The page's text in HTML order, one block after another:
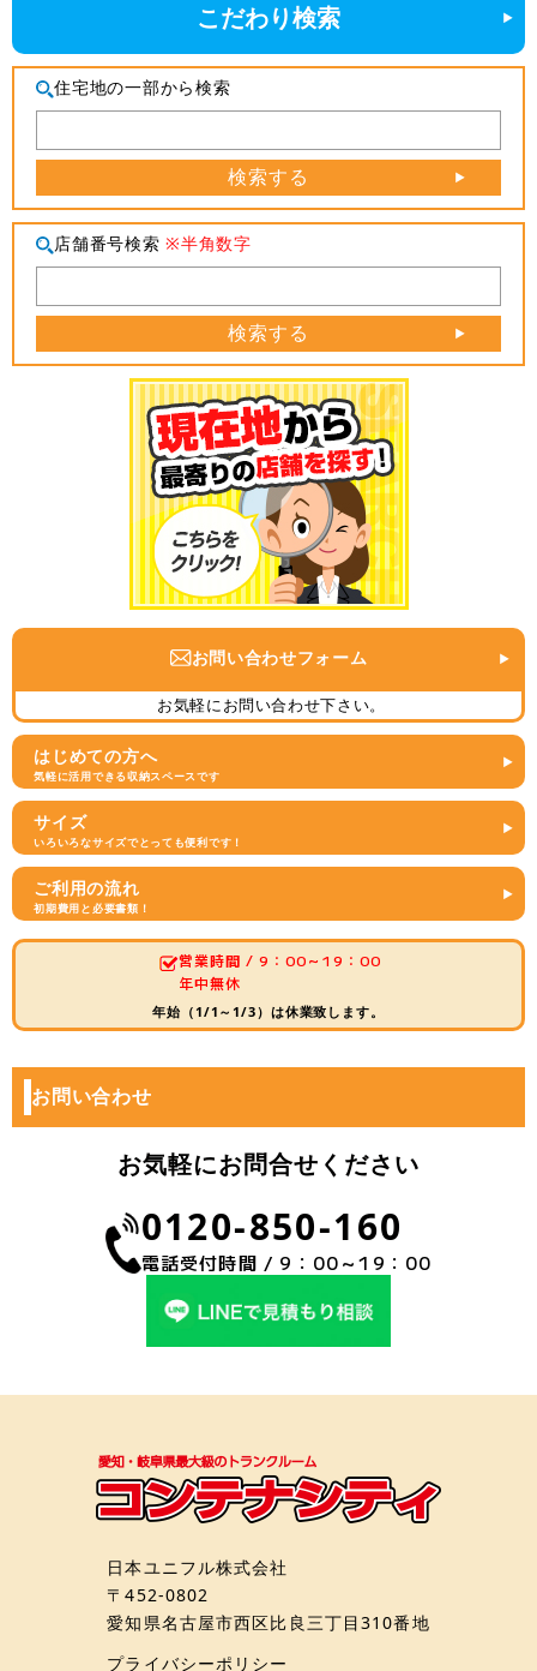
こだわり検索
住宅地の一部から検索
検索する
店舗番号検索※半角数字
検索する
お問い合わせフォーム
お気軽にお問い合わせ下さい。
はじめての方へ
気軽に活用できる収納スペースです
サイズ
いろいろなサイズでとっても便利です！
ご利用の流れ
初期費用と必要書類！
営業時間 / 9：00～19：00
年中無休
年始（1/1～1/3）は休業致します。
お問い合わせ
お気軽にお問合せください
0120-850-160
電話受付時間 / 9：00～19：00
日本ユニフル株式会社
〒452-0802
愛知県名古屋市西区比良三丁目310番地
プライバシーポリシー